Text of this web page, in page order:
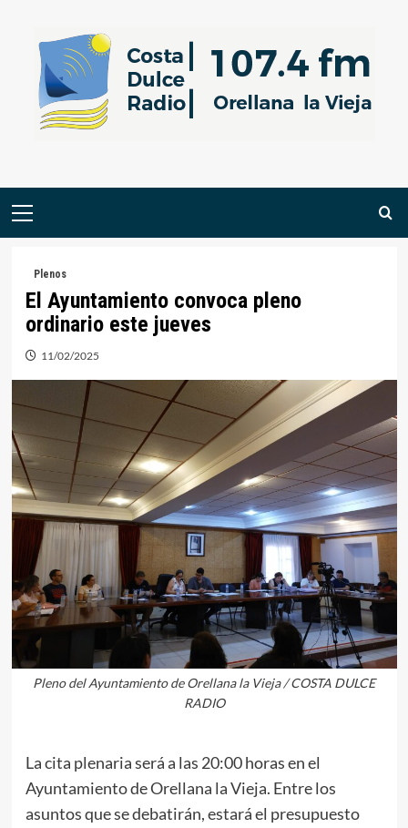
contenido
Menú
Plenos
El Ayuntamiento convoca pleno
ordinario este jueves
11/02/2025
Pleno del Ayuntamiento de Orellana la Vieja / COSTA DULCE
RADIO
La cita plenaria será a las 20:00 horas en el
Ayuntamiento de Orellana la Vieja. Entre los
asuntos que se debatirán, estará el presupuesto